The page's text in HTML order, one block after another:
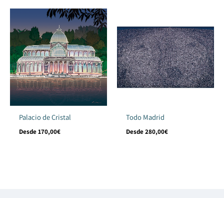
Palacio de Cristal
Desde170,00€
Todo Madrid
Desde280,00€